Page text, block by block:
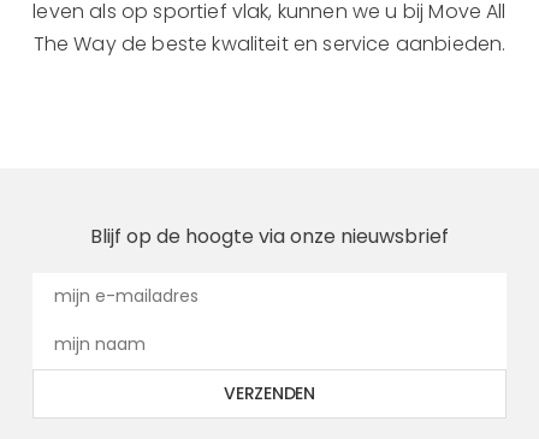
leven als op sportief vlak, kunnen we u bij Move All
The Way de beste kwaliteit en service aanbieden.
Blijf op de hoogte via onze nieuwsbrief